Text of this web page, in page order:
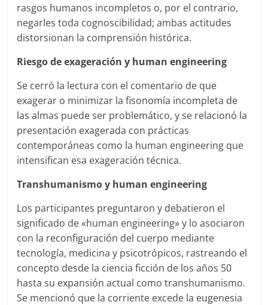
rasgos humanos incompletos o, por el contrario,
negarles toda cognoscibilidad; ambas actitudes
distorsionan la comprensión histórica.
Riesgo de exageración y human engineering
Se cerró la lectura con el comentario de que
exagerar o minimizar la fisonomía incompleta de
las almas puede ser problemático, y se relacionó la
presentación exagerada con prácticas
contemporáneas como la human engineering que
intensifican esa exageración técnica.
Transhumanismo y human engineering
Los participantes preguntaron y debatieron el
significado de «human engineering» y lo asociaron
con la reconfiguración del cuerpo mediante
tecnología, medicina y psicotrópicos, rastreando el
concepto desde la ciencia ficción de los años 50
hasta su expansión actual como transhumanismo.
Se mencionó que la corriente excede la eugenesia